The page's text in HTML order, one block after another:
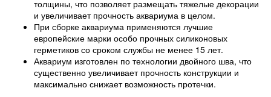
толщины, что позволяет размещать тяжелые декорации
и увеличивает прочность аквариума в целом.
При сборке аквариума применяются лучшие
европейские марки особо прочных силиконовых
герметиков со сроком службы не менее 15 лет.
Аквариум изготовлен по технологии двойного шва, что
существенно увеличивает прочность конструкции и
максимально снижает возможность протечки.